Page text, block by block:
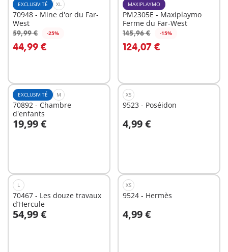
EXCLUSIVITÉ XL
70948 - Mine d'or du Far-
West
59,99 € -25%
44,99 €
Au panier
MAXIPLAYMO
PM2305E - Maxiplaymo
Ferme du Far-West
145,96 € -15%
124,07 €
Au panier
EXCLUSIVITÉ M
70892 - Chambre
d'enfants
19,99 €
Au panier
XS
9523 - Poséidon
4,99 €
Au panier
L
70467 - Les douze travaux
d’Hercule
54,99 €
Au panier
XS
9524 - Hermès
4,99 €
Au panier